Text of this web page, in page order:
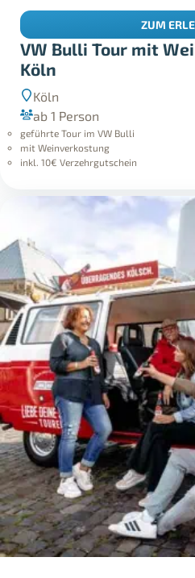
VW Bulli Tour mit
Köln
Köln
ab 1 Person
geführte Tour im VW Bulli
mit Weinverkostung
inkl. 10€ Verzehrgutschein
ZUM